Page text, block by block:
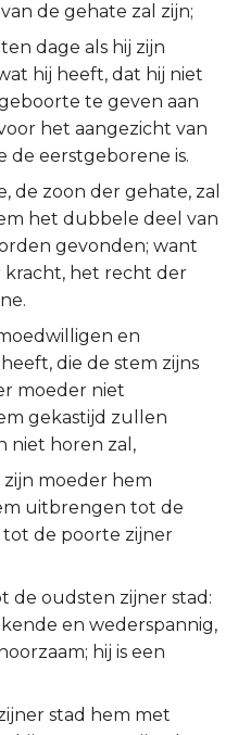
de gehate zal zijn;
dage als hij zijn
hij heeft, dat hij niet
te geven aan
het aangezicht van
de eerstgeborene is.
de zoon der gehate, zal
het dubbele deel van
gevonden; want
kracht, het recht der
en
die de stem zijns
moeder niet
gekastijd zullen
niet horen zal,
moeder hem
uitbrengen tot de
tot de poorte zijner
de oudsten zijner stad:
en wederspannig,
hij is een
stad hem met